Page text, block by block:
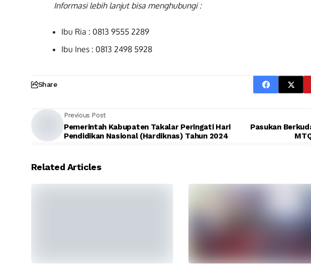
Informasi lebih lanjut bisa menghubungi :
Ibu Ria : 0813 9555 2289
Ibu Ines : 0813 2498 5928
Share
Previous Post
Pemerintah Kabupaten Takalar Peringati Hari
Pendidikan Nasional (Hardiknas) Tahun 2024
Pasukan
Related Articles